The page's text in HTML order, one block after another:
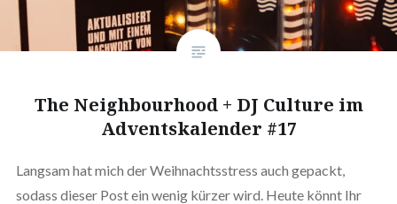
The Neighbourhood + DJ Culture im
Adventskalender #17
Langsam hat mich der Weihnachtsstress auch gepackt,
sodass dieser Post ein wenig kürzer wird. Heute könnt Ihr